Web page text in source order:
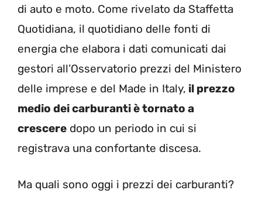
di auto e moto. Come rivelato da Staffetta
Quotidiana, il quotidiano delle fonti di
energia che elabora i dati comunicati dai
gestori all’Osservatorio prezzi del Ministero
delle imprese e del Made in Italy, il prezzo
medio dei carburanti è tornato a
crescere dopo un periodo in cui si
registrava una confortante discesa.
Ma quali sono oggi i prezzi dei carburanti?